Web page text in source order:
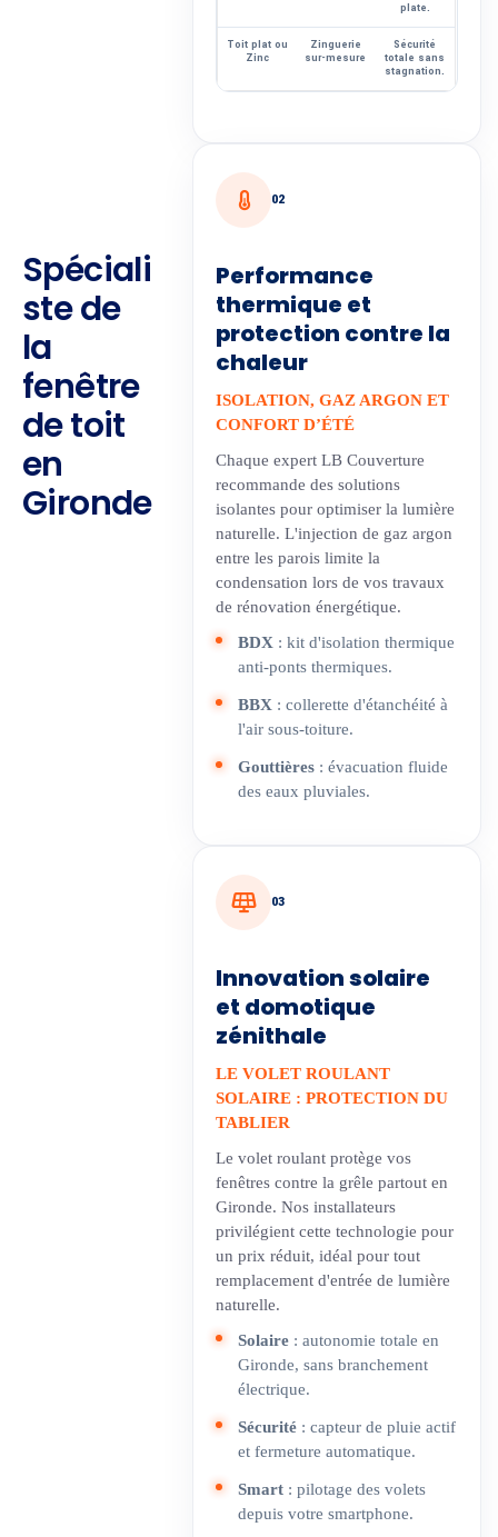
Spéciali
ste de
la
fenêtre
de toit
en
Gironde
plate.
Toit plat ou
Zinc
Zinguerie
sur-mesure
Sécurité
totale sans
stagnation.
02
Performance
thermique et
protection contre la
chaleur
ISOLATION, GAZ ARGON ET
CONFORT D’ÉTÉ
Chaque expert LB Couverture
recommande des solutions
isolantes pour optimiser la lumière
naturelle. L'injection de gaz argon
entre les parois limite la
condensation lors de vos travaux
de rénovation énergétique.
BDX : kit d'isolation thermique
anti-ponts thermiques.
BBX : collerette d'étanchéité à
l'air sous-toiture.
Gouttières : évacuation fluide
des eaux pluviales.
03
Innovation solaire
et domotique
zénithale
LE VOLET ROULANT
SOLAIRE : PROTECTION DU
TABLIER
Le volet roulant protège vos
fenêtres contre la grêle partout en
Gironde. Nos installateurs
privilégient cette technologie pour
un prix réduit, idéal pour tout
remplacement d'entrée de lumière
naturelle.
Solaire : autonomie totale en
Gironde, sans branchement
électrique.
Sécurité : capteur de pluie actif
et fermeture automatique.
Smart : pilotage des volets
depuis votre smartphone.